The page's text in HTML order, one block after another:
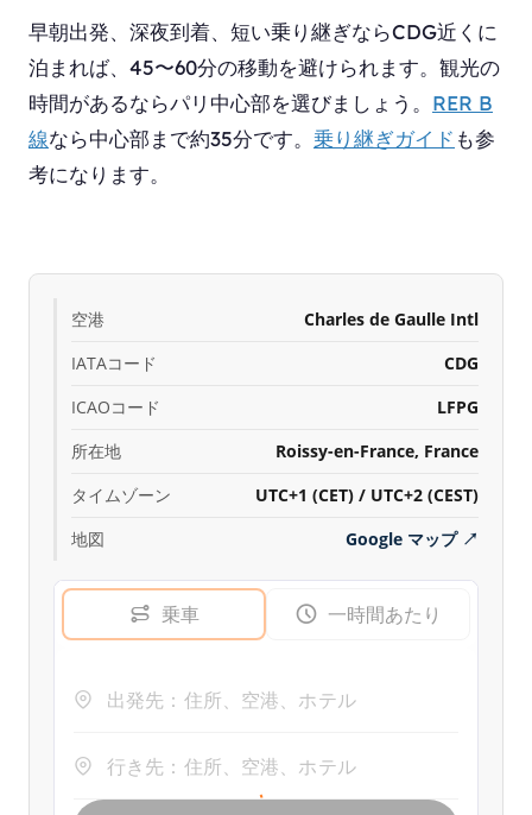
早朝出発、深夜到着、短い乗り継ぎならCDG近くに
泊まれば、45〜60分の移動を避けられます。観光の
時間があるならパリ中心部を選びましょう。 RER B
線なら中心部まで約35分です。 乗り継ぎガイド も参
考になります。
空港
Charles de Gaulle Intl
IATAコード
CDG
ICAOコード
LFPG
所在地
Roissy-en-France, France
タイムゾーン
UTC+1 (CET) / UTC+2 (CEST)
地図
Google マップ↗